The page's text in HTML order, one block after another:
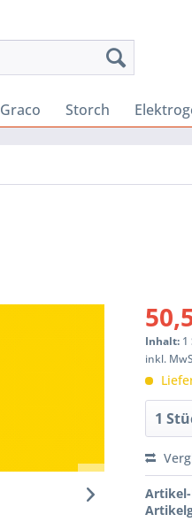
Graco Storch
Inhalt: 1
inkl.